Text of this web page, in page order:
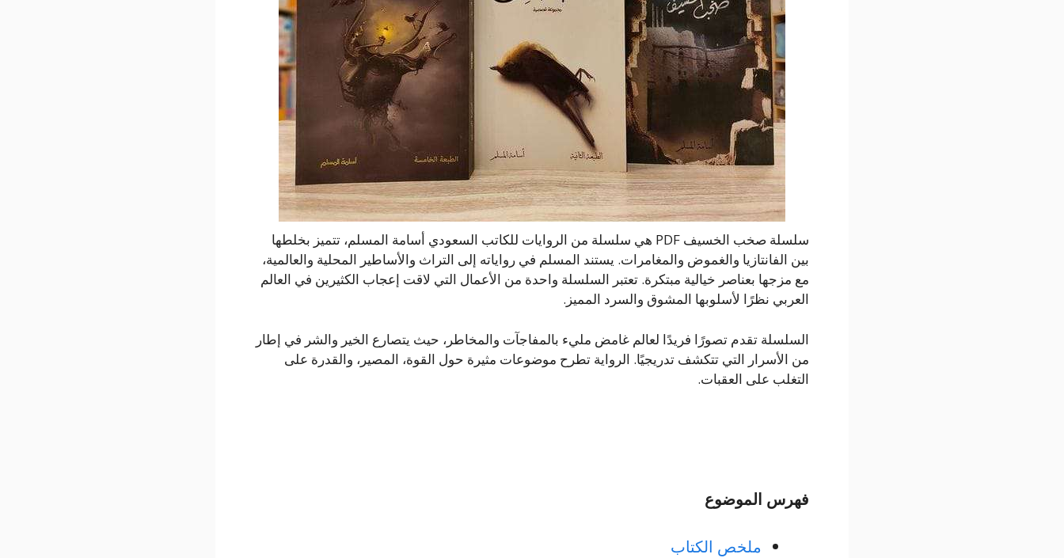
سلسلة صخب الخسيف PDF هي سلسلة من الروايات للكاتب السعودي أسامة المسلم، تتميز بخلطها
بين الفانتازيا والغموض والمغامرات. يستند المسلم في رواياته إلى التراث والأساطير المحلية والعالمية،
مع مزجها بعناصر خيالية مبتكرة. تعتبر السلسلة واحدة من الأعمال التي لاقت إعجاب الكثيرين في العالم
العربي نظرًا لأسلوبها المشوق والسرد المميز.
السلسلة تقدم تصورًا فريدًا لعالم غامض مليء بالمفاجآت والمخاطر، حيث يتصارع الخير والشر في إطار
من الأسرار التي تتكشف تدريجيًا. الرواية تطرح موضوعات مثيرة حول القوة، المصير، والقدرة على
التغلب على العقبات.
فهرس الموضوع
ملخص الكتاب